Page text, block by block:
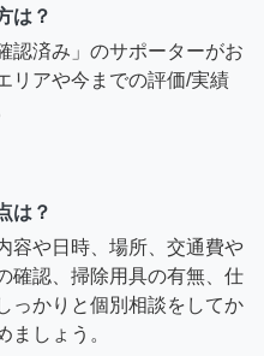
は？
認済み」のサポーターがお
リアや今までの評価/実績
は？
容や日時、場所、交通費や
確認、掃除用具の有無、仕
っかりと個別相談をしてか
ましょう。